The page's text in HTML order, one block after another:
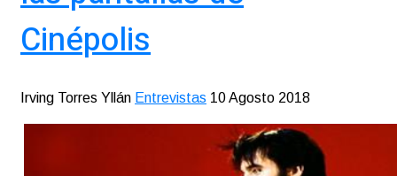
Cinépolis
Irving Torres Yllán Entrevistas 10 Agosto 2018